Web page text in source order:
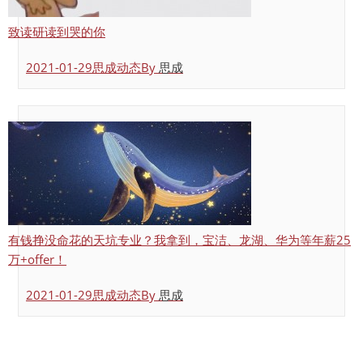
致读研读到哭的你
2021-01-29思成动态By 思成
有钱挣没命花的天坑专业？我拿到，宝洁、龙湖、华为等年薪25
万+offer！
2021-01-29思成动态By 思成